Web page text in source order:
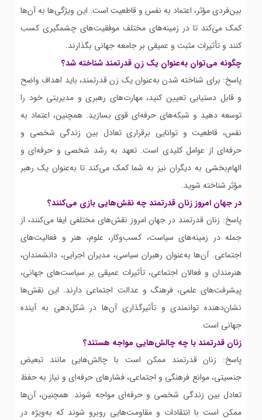
بین‌فردی مؤثر، اعتماد به نفس و قاطعیت است. این ویژگی‌ها به آن‌ها
کمک می‌کند تا در زمینه‌های مختلف موفقیت‌های چشمگیری کسب
کنند و تأثیرات مثبت و عمیقی بر جامعه جهانی بگذارند.
چگونه می‌توان به‌عنوان یک زن قدرتمند شناخته شد؟
پاسخ: برای شناخته شدن به‌عنوان یک زن قدرتمند، باید اهداف واضح
و قابل دستیابی تعیین کنید، مهارت‌های رهبری و مدیریتی خود را
توسعه دهید و شبکه‌های حرفه‌ای قوی بسازید. همچنین، اعتماد به
نفس، قاطعیت و توانایی برقراری تعادل بین زندگی شخصی و
حرفه‌ای از عوامل کلیدی است. تعهد به رشد شخصی و حرفه‌ای و
الهام‌بخشی به دیگران نیز به شما کمک می‌کند تا به‌عنوان یک رهبر
مؤثر شناخته شوید.
در جهان امروز زنان قدرتمند چه نقش‌هایی بازی می‌کنند؟
پاسخ: زنان قدرتمند در جهان امروز نقش‌های مختلفی ایفا می‌کنند، از
جمله در زمینه‌های سیاست، کسب‌وکار، علوم، هنر و فعالیت‌های
اجتماعی. آن‌ها به‌عنوان رهبران سیاسی، مدیران اجرایی، دانشمندان،
هنرمندان و فعالان اجتماعی، تأثیرات عمیقی بر سیاست‌های جهانی،
پیشرفت‌های علمی، فرهنگ و عدالت اجتماعی دارند. این نقش‌ها
نشان‌دهنده توانمندی و تأثیرگذاری آن‌ها در شکل‌دهی به آینده
جهانی است.
زنان قدرتمند با چه چالش‌هایی مواجه هستند؟
پاسخ: زنان قدرتمند ممکن است با چالش‌هایی مانند تبعیض
جنسیتی، موانع فرهنگی و اجتماعی، فشارهای حرفه‌ای و نیاز به حفظ
تعادل بین زندگی شخصی و حرفه‌ای مواجه شوند. همچنین، آن‌ها
ممکن است با انتقادات و مقاومت‌هایی روبرو شوند که به‌ویژه در